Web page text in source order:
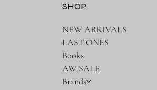
SHOP
NEW ARRIVALS
LAST ONES
Books
AW SALE
Brands